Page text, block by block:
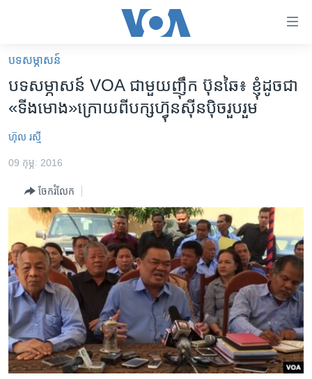
គេហទំព័រ​
ទាក់ទង
និង​
ចូល​
ទំព័រ​
និង​
ចូល​
ទៅ​
ទំព័រ​
រចនា
សម្ព័ន្ធ​
រំលង​
និង​
អន្តរជាតិ
ហេឡូវីអូអេ
កម្ពុជាច្នៃប្រតិដ្ឋ
ព្រឹត្តិការណ៍ព័ត៌មាន
ទូរទស្សន៍ / វីដេអូ​
វិទ្យុ / ផតខាសថ៍
កម្មវិធីទាំងអស់
Khmer English
បណ្តាញ​សង្គម
បទ​សម្ភាសន៍
បទសម្ភាសន៍​ VOA ជាមួយ​ញ៉ឹក ប៊ុនឆៃ៖ ខ្ញុំ​ដូច​ជា​
«ទីងមោង‍»​​ក្រោយ​ពី​​​បក្ស​ហ្វ៊ុនស៊ីនប៉ិច​រួបរួម
ហ៊ុល រស្មី
09 កុម្ភៈ 2016
ចែករំលែក